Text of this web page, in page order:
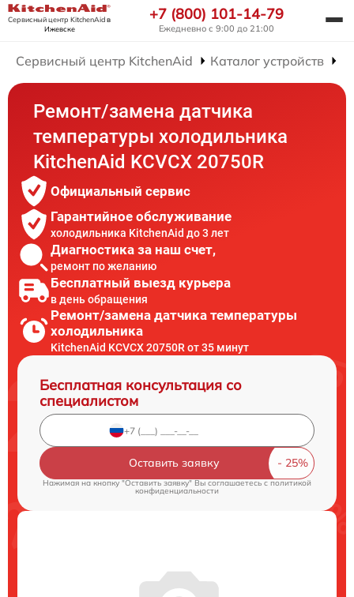
Сервисный центр KitchenAidв
Ижевске
+7 (800) 101-14-79
Ежедневно с 9:00 до 21:00
Сервисный центр KitchenAid Каталог устройств
Ремонт/замена датчика
температуры холодильника
KitchenAid KCVCX 20750R
Официальный сервис
Гарантийное обслуживание
холодильника KitchenAid до 3 лет
Диагностика за наш счет,
ремонт по желанию
Бесплатный выезд курьера
в день обращения
Ремонт/замена датчика температуры
холодильника
KitchenAid KCVCX 20750R от 35 минут
Бесплатная консультация со
специалистом
Оставить заявку
Нажимая на кнопку "Оставить заявку" Вы соглашаетесь cполитикой
конфиденциальности